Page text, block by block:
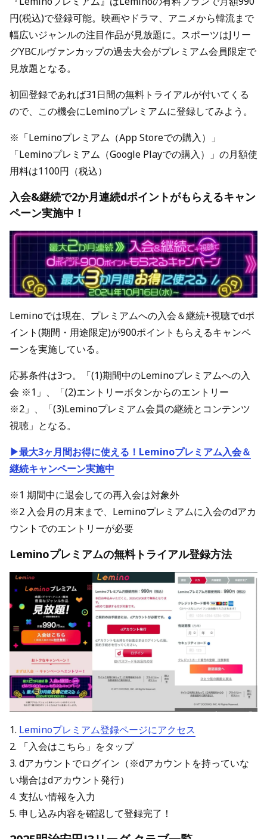
円(税込)で登録可能。映画やドラマ、アニメから韓流まで
幅広いジャンルの注目作品が見放題に。スポーツはJリー
グYBCルヴァンカップの過去大会がプレミアム会員限定で
見放題となる。
初回登録であれば31日間の無料トライアルが付いてくる
ので、この機会にLeminoプレミアムに登録してみよう。
※「Leminoプレミアム（App Storeでの購入）」
「Leminoプレミアム（Google Playでの購入）」の月額使
用料は1100円（税込）
入会&継続で2か月連続dポイントがもらえるキャン
ペーン実施中！
Leminoでは現在、プレミアムへの入会＆継続+視聴でdポ
イント(期間・用途限定)が900ポイントもらえるキャンペ
ーンを実施している。
応募条件は3つ。「(1)期間中のLeminoプレミアムへの入
会 ※1」、「(2)エントリーボタンからのエントリー
※2」、「(3)Leminoプレミアム会員の継続とコンテンツ
視聴」となる。
▶最大3ヶ月間お得に使える！Leminoプレミアム入会＆
継続キャンペーン実施中
※1 期間中に退会しての再入会は対象外
※2 入会月の月末まで、Leminoプレミアムに入会のdアカ
ウントでのエントリーが必要
Leminoプレミアムの無料トライアル登録方法
1. Leminoプレミアム登録ページにアクセス
2. 「入会はこちら」をタップ
3. dアカウントでログイン（※dアカウントを持っていな
い場合はdアカウント発行）
4. 支払い情報を入力
5. 申し込み内容を確認して登録完了！